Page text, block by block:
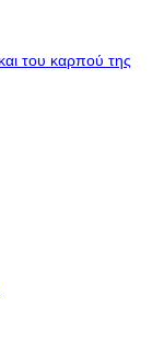
του καρπού της